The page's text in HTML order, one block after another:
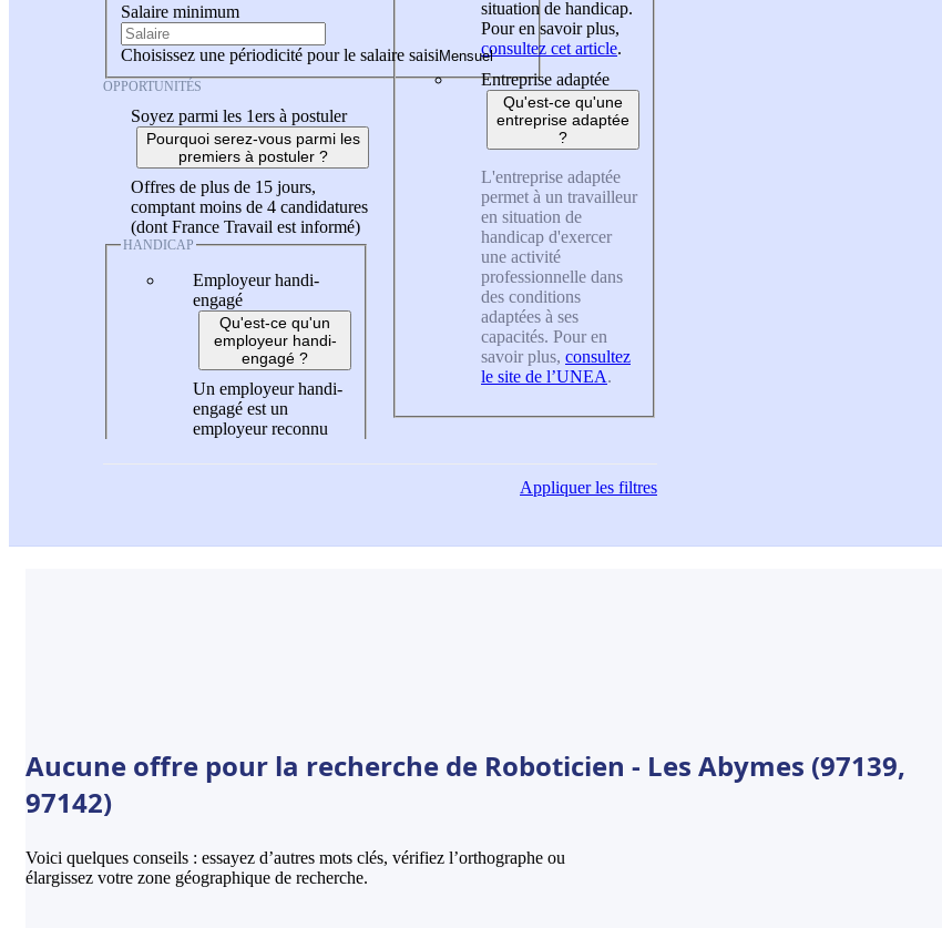
Salaire minimum
Choisissez une périodicité pour le salaire saisi
OPPORTUNITÉS
Soyez parmi les 1ers à postuler
Pourquoi serez-vous parmi les
premiers à postuler ?
Offres de plus de 15 jours,
comptant moins de 4 candidatures
(dont France Travail est informé)
HANDICAP
Employeur handi-
engagé
Qu'est-ce qu'un
employeur handi-
engagé ?
Un employeur handi-
engagé est un
employeur reconnu
situation de handicap.
Pour en savoir plus,
consultez cet article.
Entreprise adaptée
Qu'est-ce qu'une
entreprise adaptée
?
L'entreprise adaptée
permet à un travailleur
en situation de
handicap d'exercer
une activité
professionnelle dans
des conditions
adaptées à ses
capacités. Pour en
savoir plus, consultez
le site de l’UNEA.
Appliquerles filtres
Aucune offre pour la recherche de Roboticien - Les Abymes (97139,
97142)
Voici quelques conseils : essayez d’autres mots clés, vérifiez l’orthographe ou
élargissez votre zone géographique de recherche.